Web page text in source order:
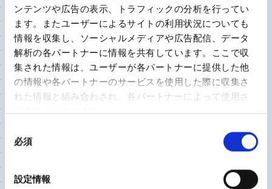
ンテンツや広告の表示、トラフィックの分析を行ってい
ます。またユーザーによるサイトの利用状況についても
情報を収集し、ソーシャルメディアや広告配信、データ
解析の各パートナーに情報を共有しています。ここで収
集された情報は、ユーザーが各パートナーに提供した他
の情報や各パートナーのサービスを使用した際に収集さ
れた情報と組み合わされ、各パートナーによって使用さ
れることがあります。
必須
設定情報
これからの人生を、私らしく歩むために…
ひざ関節
座間総合病院 人工関節・リウマチセンター リハ
ビリテーション科部長
膝が痛んだら、まずは体重管理と運動習慣 症状が進